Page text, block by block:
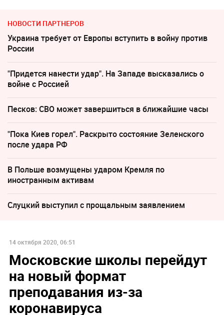
НОВОСТИ ПАРТНЕРОВ
Украина требует от Европы вступить в войну против
России
"Придется нанести удар". На Западе высказались о
войне с Россией
Песков: СВО может завершиться в ближайшие часы
"Пока Киев горел". Раскрыто состояние Зеленского
после удара РФ
В Польше возмущены ударом Кремля по
иностранным активам
Слуцкий выступил с прощальным заявлением
14 октября 2020, 06:51
Московские школы перейдут
на новый формат
преподавания из-за
коронавируса